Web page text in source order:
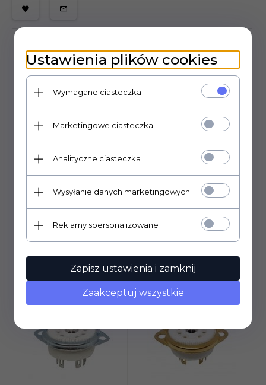
Tranzystor typu MOSFET, kanał N
60V, 500mA
produkt wybrali również...
Ustawienia plików cookies
Wymagane ciasteczka
Marketingowe ciasteczka
Analityczne ciasteczka
Wysyłanie danych marketingowych
Reklamy spersonalizowane
Zapisz ustawienia i zamknij
Zaakceptuj wszystkie